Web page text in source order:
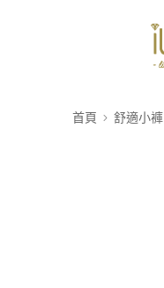
首頁 舒適小褲